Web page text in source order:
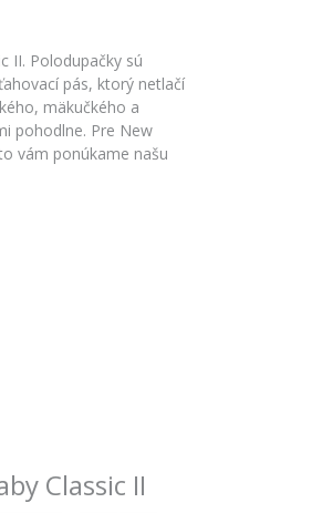
II. Polodupačky sú
pás, ktorý netlačí
mäkučkého a
pohodlne. Pre New
vám ponúkame našu
Classic II